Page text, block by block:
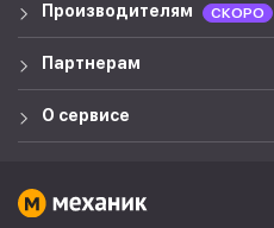
Производителям СКОРО
Партнерам
О сервисе